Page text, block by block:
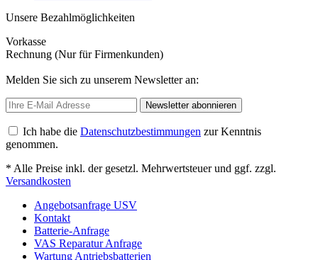
Unsere Bezahlmöglichkeiten
Vorkasse
Rechnung (Nur für Firmenkunden)
Melden Sie sich zu unserem Newsletter an:
Newsletter abonnieren
Ich habe die Datenschutzbestimmungen zur Kenntnis
genommen.
* Alle Preise inkl. der gesetzl. Mehrwertsteuer und ggf. zzgl.
Versandkosten
Angebotsanfrage USV
Kontakt
Batterie-Anfrage
VAS Reparatur Anfrage
Wartung Antriebsbatterien